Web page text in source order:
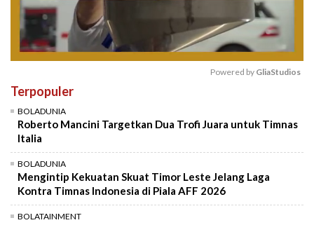
Powered by GliaStudios
Terpopuler
BOLADUNIA
Roberto Mancini Targetkan Dua Trofi Juara untuk Timnas
Italia
BOLADUNIA
Mengintip Kekuatan Skuat Timor Leste Jelang Laga
Kontra Timnas Indonesia di Piala AFF 2026
BOLATAINMENT